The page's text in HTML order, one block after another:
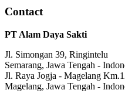
Contact
PT Alam Daya Sakti
Jl. Simongan 39, Ringintelu
Semarang, Jawa Tengah -
Jl. Raya Jogja - Magelang
Magelang, Jawa Tengah -